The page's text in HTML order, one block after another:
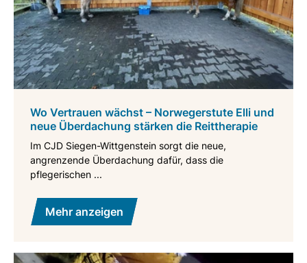
Wo Vertrauen wächst – Norwegerstute Elli und
neue Überdachung stärken die Reittherapie
Im CJD Siegen-Wittgenstein sorgt die neue,
angrenzende Überdachung dafür, dass die
pflegerischen ...
Mehr anzeigen